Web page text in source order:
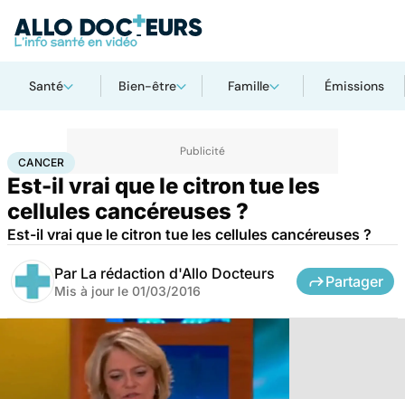
Santé Bien-être Famille Émissions
AccueilSanté Cancer
CANCER
Est-il vrai que le citron tue les
cellules cancéreuses ?
Est-il vrai que le citron tue les cellules cancéreuses ?
Par La rédaction d'Allo Docteurs
Mis à jour le 01/03/2016
Partager